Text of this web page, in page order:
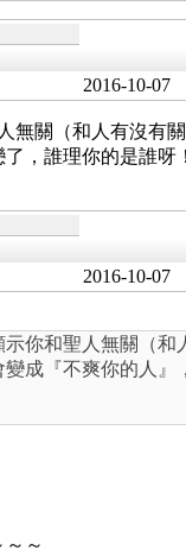
2016-10-07
無關（和人有沒有
，誰理你的是誰呀
2016-10-07
你和聖人無關（
成『不爽你的人
～